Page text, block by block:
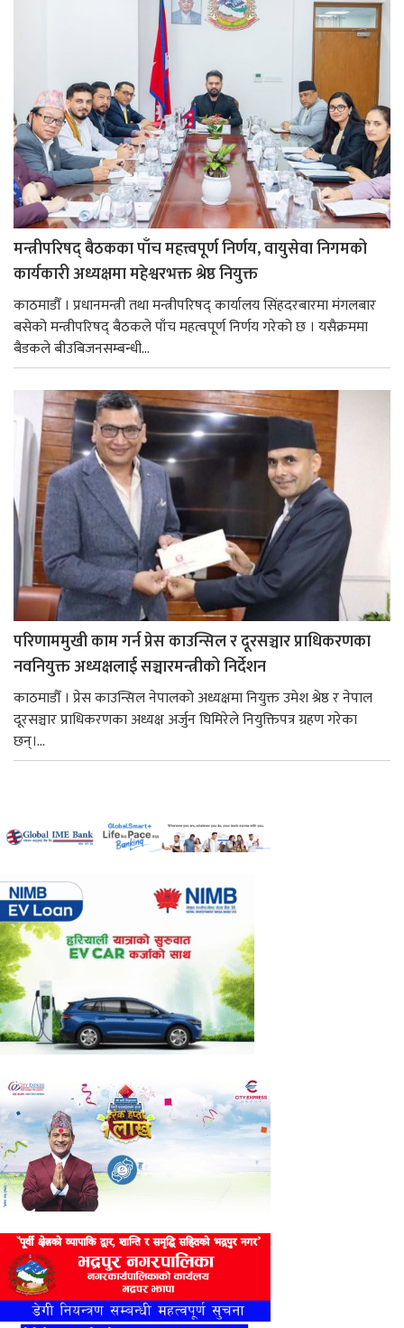
मन्त्रीपरिषद् बैठकका पाँच महत्त्वपूर्ण निर्णय, वायुसेवा निगमको
कार्यकारी अध्यक्षमा महेश्वरभक्त श्रेष्ठ नियुक्त
काठमाडौँ । प्रधानमन्त्री तथा मन्त्रीपरिषद् कार्यालय सिंहदरबारमा मंगलबार
बसेको मन्त्रीपरिषद् बैठकले पाँच महत्वपूर्ण निर्णय गरेको छ । यसैक्रममा
बैडकले बीउबिजनसम्बन्धी...
परिणाममुखी काम गर्न प्रेस काउन्सिल र दूरसञ्चार प्राधिकरणका
नवनियुक्त अध्यक्षलाई सञ्चारमन्त्रीको निर्देशन
काठमाडौँ । प्रेस काउन्सिल नेपालको अध्यक्षमा नियुक्त उमेश श्रेष्ठ र नेपाल
दूरसञ्चार प्राधिकरणका अध्यक्ष अर्जुन घिमिरेले नियुक्तिपत्र ग्रहण गरेका
छन्।...